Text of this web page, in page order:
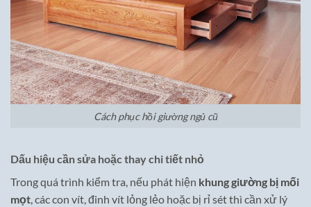
Cách phục hồi giường ngủ cũ
Dấu hiệu cần sửa hoặc thay chi tiết nhỏ
Trong quá trình kiểm tra, nếu phát hiện khung giường bị mối
mọt, các con vít, đinh vít lỏng lẻo hoặc bị rỉ sét thì cần xử lý